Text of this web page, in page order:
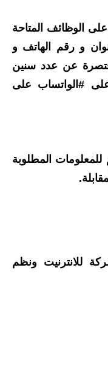
الوظائف المتاحة
و رقم الهاتف و
عن عدد سنين
#الواتساب على
المطلوبة
للانترنيت ونظم